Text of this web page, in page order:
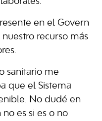
en el Govern
recurso más
sanitario me
que el Sistema
No dudé en
es si es o no